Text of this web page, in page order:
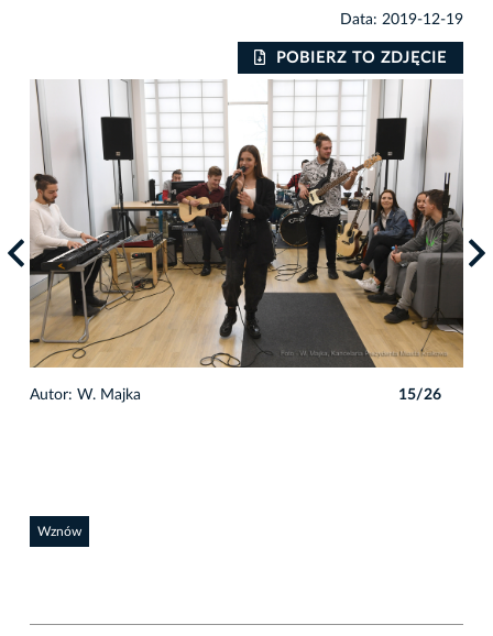
Data: 2019-12-19
POBIERZ TO ZDJĘCIE
Autor: W. Majka 15/26
Wznów